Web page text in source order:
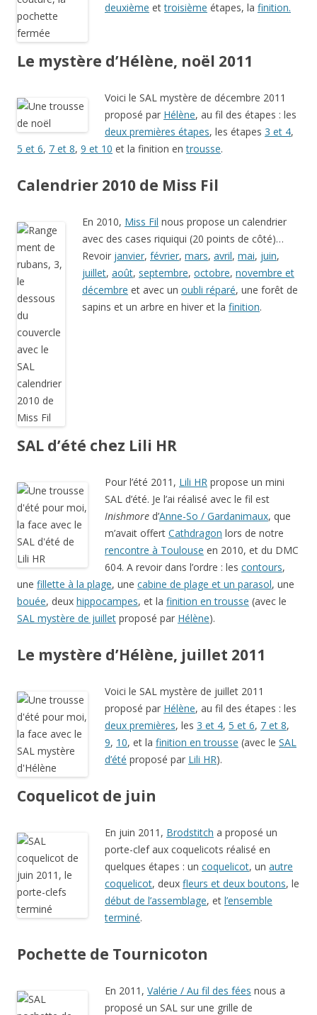
deuxième ettroisième étapes, la finition.
Le mystère d’Hélène, noël 2011
Voici le SAL mystère de décembre 2011
proposé par Hélène, au fil des étapes : les
deux premières étapes, les étapes 3 et 4,
5 et 6, 7 et 8, 9 et 10 et la finition entrousse.
Calendrier 2010 de Miss Fil
En 2010, Miss Fil nous propose un calendrier
avec des cases riquiqui (20 points de côté)…
Revoir janvier, février, mars, avril, mai, juin,
juillet, août, septembre, octobre, novembre et
décembre et avec un oubli réparé, une forêt de
sapins et un arbre en hiver et la finition.
SAL d’été chez Lili HR
Pour l’été 2011, Lili HR propose un mini
SAL d’été. Je l’ai réalisé avec le fil est
Inishmore d’Anne-So / Gardanimaux, que
m’avait offert Cathdragon lors de notre
rencontre à Toulouse en 2010, et du DMC
604. A revoir dans l’ordre : les contours,
une fillette à la plage, une cabine de plage et un parasol, une
bouée, deux hippocampes, et la finition en trousse (avec le
SAL mystère de juillet proposé par Hélène).
Le mystère d’Hélène, juillet 2011
Voici le SAL mystère de juillet 2011
proposé par Hélène, au fil des étapes : les
deux premières, les 3 et 4, 5 et 6, 7 et 8,
9, 10, et la finition en trousse (avec le SAL
d’été proposé par Lili HR).
Coquelicot de juin
En juin 2011, Brodstitch a proposé un
porte-clef aux coquelicots réalisé en
quelques étapes : un coquelicot, un autre
coquelicot, deux fleurs et deux boutons, le
début de l’assemblage, et l’ensemble
terminé.
Pochette de Tournicoton
En 2011, Valérie / Au fil des fées nous a
proposé un SAL sur une grille de